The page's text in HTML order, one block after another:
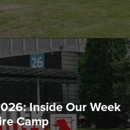
Inside Our Week
Camp